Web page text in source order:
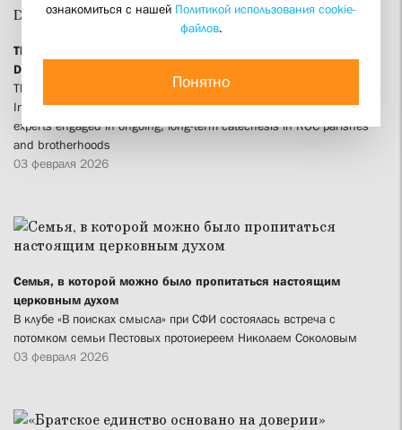
The Connection Between Catechesis and Community Life: Sfi
Discussion During the XXXIV Christmas Readings
The round table discussion, jointly organized by Saint Philaret’s
Institute and the Tashkent Orthodox Theological Seminary, gathered
experts engaged in ongoing, long-term catechesis in ROC parishes
and brotherhoods
03 февраля 2026
Семья, в которой можно было пропитаться настоящим
церковным духом
В клубе «В поисках смысла» при СФИ состоялась встреча с
потомком семьи Пестовых протоиереем Николаем Соколовым
03 февраля 2026
ознакомиться с нашей Политикой использования cookie-
файлов.
Понятно